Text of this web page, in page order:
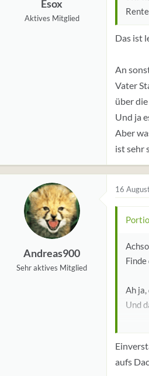
Esox
Aktives Mitglied
Das ist
An
Vater
über
Und ja
Aber
ist sehr
Andreas900
Sehr aktives Mitglied
16
Ah
Und
Das
aufs